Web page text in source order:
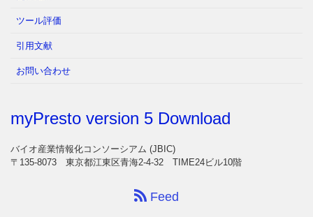
ツール評価
引用文献
お問い合わせ
myPresto version 5 Download
バイオ産業情報化コンソーシアム (JBIC)
〒135-8073 東京都江東区青海2-4-32 TIME24ビル10階
Feed